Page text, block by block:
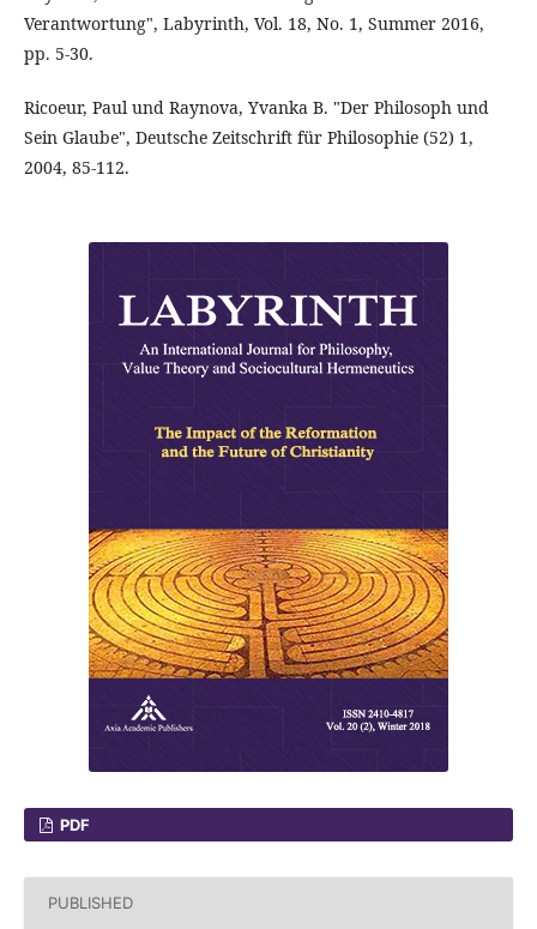
Verantwortung", Labyrinth, Vol. 18, No. 1, Summer 2016,
pp. 5-30.
Ricoeur, Paul und Raynova, Yvanka B. "Der Philosoph und
Sein Glaube", Deutsche Zeitschrift für Philosophie (52) 1,
2004, 85-112.
PDF
PUBLISHED